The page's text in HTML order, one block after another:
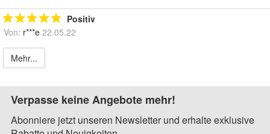
Positiv
Von: r***e 22.05.22
Mehr...
Verpasse keine Angebote mehr!
Abonniere jetzt unseren Newsletter und erhalte exklusive